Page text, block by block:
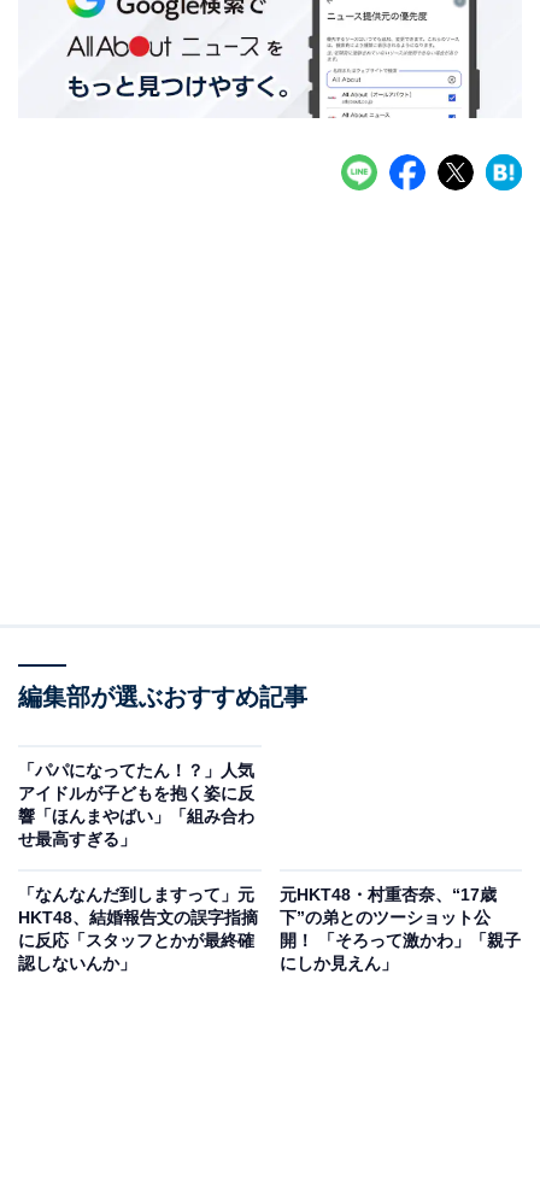
編集部が選ぶおすすめ記事
「パパになってたん！？」人気
アイドルが子どもを抱く姿に反
響「ほんまやばい」「組み合わ
せ最高すぎる」
「なんなんだ到しますって」元
HKT48、結婚報告文の誤字指摘
に反応「スタッフとかが最終確
認しないんか」
元HKT48・村重杏奈、“17歳
下”の弟とのツーショット公
開！ 「そろって激かわ」「親子
にしか見えん」